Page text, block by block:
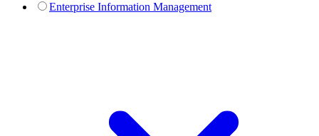
Enterprise Information Management